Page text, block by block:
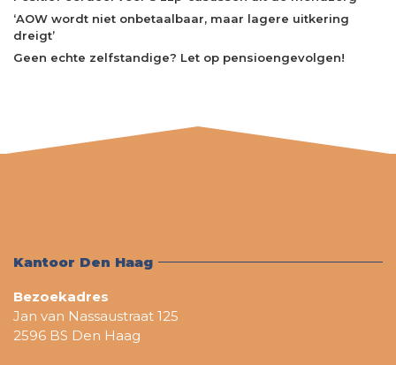
‘AOW wordt niet onbetaalbaar, maar lagere uitkering
dreigt’
Geen echte zelfstandige? Let op pensioengevolgen!
Kantoor Den Haag
Bezoekadres
Jan van Nassaustraat 125
2596 BS Den Haag